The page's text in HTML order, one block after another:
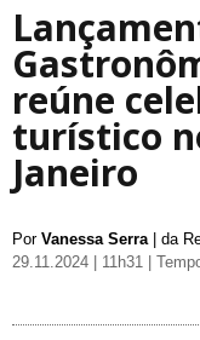
reúne
turístico
Janeiro
Por Vanessa Serra | da
29.11.2024 | 11h31
|